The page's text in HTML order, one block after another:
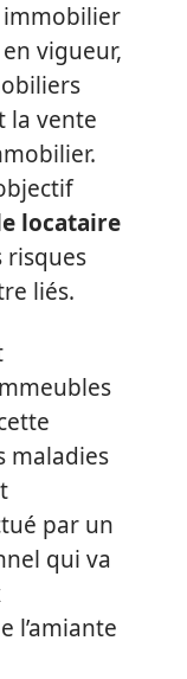
immobilier
vigueur,
la vente
locataire
risques
liés.
maladies
par un
qui va
l’amiante